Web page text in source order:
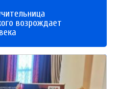
возрождает